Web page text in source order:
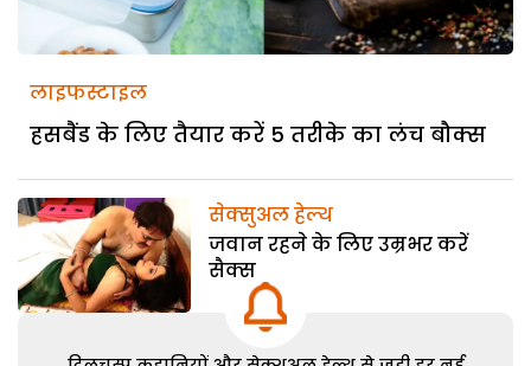
लाइफस्टाइल
हसबैंड के लिए तैयार करें 5 तरीके का लंच बौक्स
सेक्सुअल हेल्थ
जवान रहने के लिए उम्रभर करें
सैक्स